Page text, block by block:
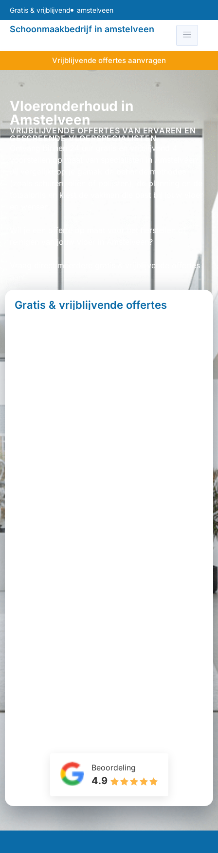
Gratis & vrijblijvend amstelveen
Schoonmaakbedrijf in amstelveen
Vrijblijvende offertes aanvragen
Vloeronderhoud in
Amstelveen
VRIJBLIJVENDE OFFERTES VAN ERVAREN EN
GESCREENDE VLOERSPECIALISTEN.
Ontvang binnen 24 uur gratis en vrijblijvend 4
voorstellen op maat van specialisten in Amstelveen.
Jij vergelijkt op je gemak de behandelmethodes
(zoals schuren, oliën of polijsten), de planning en de
totaalprijs en kiest de vakman die past bij jouw vloer
Wil je een offerte op maat voor het herstellen of
reinigen van jouw vloer in Amstelveen?
Vraag direct meerdere gratis & vrijblijvende offertes
Gratis & vrijblijvende offertes
Beoordeling
4.9